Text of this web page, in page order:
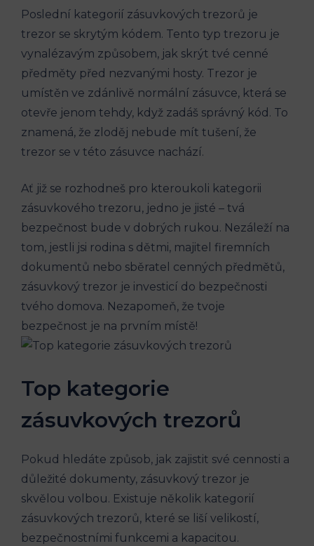
Poslední kategorií zásuvkových trezorů je
trezor se skrytým kódem. Tento typ trezoru je
vynalézavým způsobem, jak skrýt tvé cenné
předměty před nezvanými hosty. Trezor je
umístěn ve zdánlivě normální zásuvce, která se
otevře jenom tehdy, když zadáš správný kód. To
znamená, že zloděj nebude mít tušení, že
trezor se v této zásuvce nachází.
Ať již se rozhodneš pro kteroukoli kategorii
zásuvkového trezoru, jedno je jisté – tvá
bezpečnost bude v dobrých rukou. Nezáleží na
tom, jestli jsi rodina s dětmi, majitel firemních
dokumentů nebo sběratel cenných předmětů,
zásuvkový trezor je investicí do bezpečnosti
tvého domova. Nezapomeň, že tvoje
bezpečnost je na prvním místě!
Top kategorie
zásuvkových trezorů
Pokud hledáte způsob, jak zajistit své cennosti a
důležité dokumenty, zásuvkový trezor je
skvělou volbou. Existuje několik kategorií
zásuvkových trezorů, které se liší velikostí,
bezpečnostními funkcemi a kapacitou.